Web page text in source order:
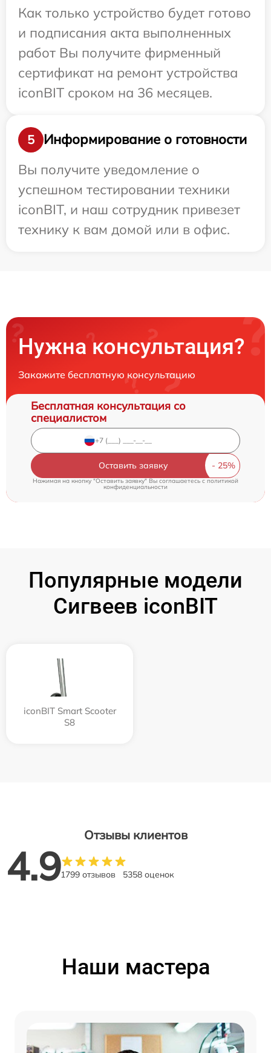
Как только устройство будет готово
и подписания акта выполненных
работ Вы получите фирменный
сертификат на ремонт устройства
iconBIT сроком на 36 месяцев.
5
Информирование о готовности
Вы получите уведомление о
успешном тестировании техники
iconBIT, и наш сотрудник привезет
технику к вам домой или в офис.
Нужна консультация?
Закажите бесплатную консультацию
Бесплатная консультация со
специалистом
Оставить заявку
Нажимая на кнопку "Оставить заявку" Вы соглашаетесь cполитикой
конфиденциальности
Популярные модели
Сигвеев iconBIT
iconBIT Smart Scooter
S8
Отзывы клиентов
4.91799 отзывов 5358 оценок
Наши мастера